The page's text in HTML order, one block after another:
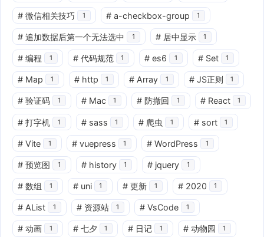
# 微信相关技巧 1 # a-checkbox-group 1
# 追加数据后第一个无法选中 1 # 居中显示 1
# 编程 1 # 代码规范 1 # es6 1 # Set 1
# Map 1 # http 1 # Array 1 # JS正则 1
# 验证码 1 # Mac 1 # 防撤回 1 # React 1
# 打字机 1 # sass 1 # 爬虫 1 # sort 1
# Vite 1 # vuepress 1 # WordPress 1
# 预览图 1 # history 1 # jquery 1
# 数组 1 # uni 1 # 更新 1 # 2020 1
# AList 1 # 资源站 1 # VsCode 1
# 动画 1 # 七夕 1 # 日记 1 # 动物园 1